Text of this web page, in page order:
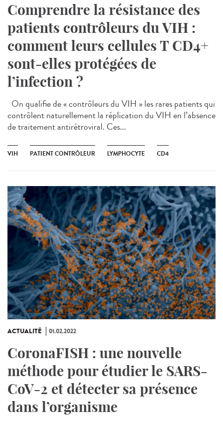
Comprendre la résistance des
patients contrôleurs du VIH :
comment leurs cellules T CD4+
sont-elles protégées de
l’infection ?
On qualifie de « contrôleurs du VIH » les rares patients qui
contrôlent naturellement la réplication du VIH en l’absence
de traitement antirétroviral. Ces...
VIH PATIENT CONTRÔLEUR LYMPHOCYTE CD4
ACTUALITÉ 01.02.2022
CoronaFISH : une nouvelle
méthode pour étudier le SARS-
CoV-2 et détecter sa présence
dans l’organisme